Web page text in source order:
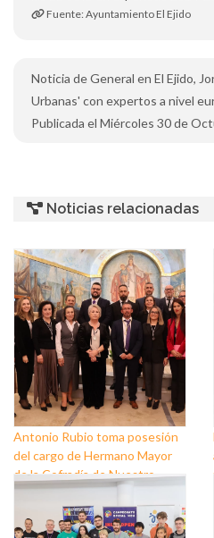
Fuente: Ayuntamiento El Ejido
Noticia de General en El Ejido,
Urbanas' con expertos a nivel
Publicada el Miércoles 30 de
Noticias relacionadas
Antonio Rubio toma posesión
del cargo de Hermano Mayor
de la Cofradía de Nuestro
Padre Jesús Nazareno y
Nuestra Señora de los Dolores
de Balerma